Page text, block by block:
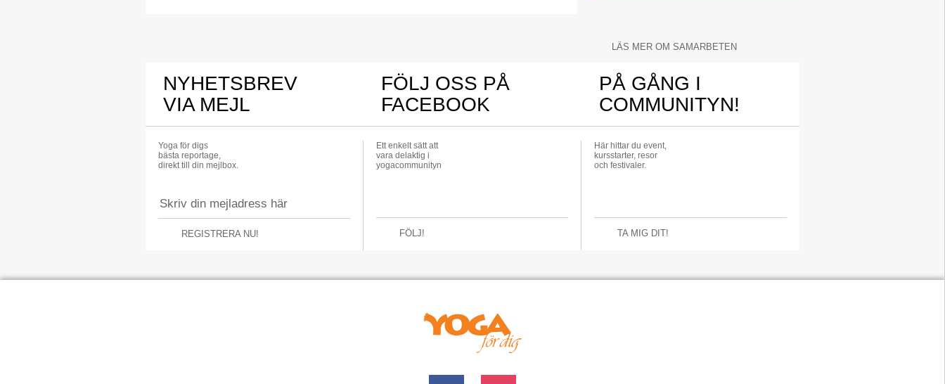
LÄS MER OM SAMARBETEN
NYHETSBREV
VIA MEJL
Yoga för digs
bästa reportage,
direkt till din mejlbox.
REGISTRERA NU!
FÖLJ OSS PÅ
FACEBOOK
Ett enkelt sätt att
vara delaktig i
yogacommunityn
FÖLJ!
PÅ GÅNG I
COMMUNITYN!
Här hittar du event,
kursstarter, resor
och festivaler.
TA MIG DIT!